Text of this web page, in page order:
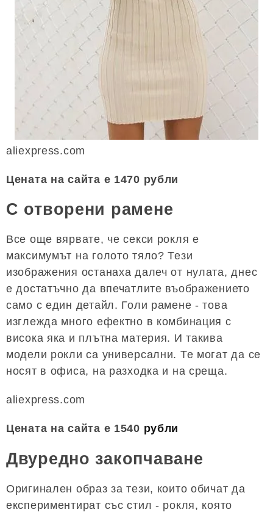
aliexpress.com
Цената на сайта е 1470 рубли
С отворени рамене
Все още вярвате, че секси рокля е
максимумът на голото тяло? Тези
изображения останаха далеч от нулата, днес
е достатъчно да впечатлите въображението
само с един детайл. Голи рамене - това
изглежда много ефектно в комбинация с
висока яка и плътна материя. И такива
модели рокли са универсални. Те могат да се
носят в офиса, на разходка и на среща.
aliexpress.com
Цената на сайта е 1540 рубли
Двуредно закопчаване
Оригинален образ за тези, които обичат да
експериментират със стил - рокля, която